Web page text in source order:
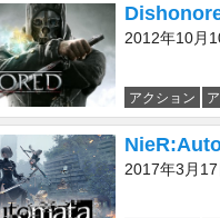
2012年10月
アクション
2017年3月17